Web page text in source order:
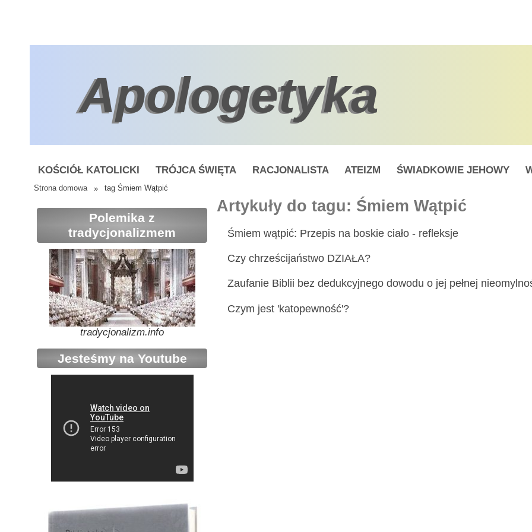
Apologetyka
KOŚCIÓŁ KATOLICKI TRÓJCA ŚWIĘTA RACJONALISTA ATEIZM ŚWIADKOWIE JEHOWY
Strona domowa » tag Śmiem Wątpić
Polemika z
tradycjonalizmem
tradycjonalizm.info
Jesteśmy na Youtube
Artykuły do tagu: Śmiem Wątpić
Śmiem wątpić: Przepis na boskie ciało - refleksje
Czy chrześcijaństwo DZIAŁA?
Zaufanie Biblii bez dedukcyjnego dowodu o jej pełnej
Czym jest 'katopewność'?